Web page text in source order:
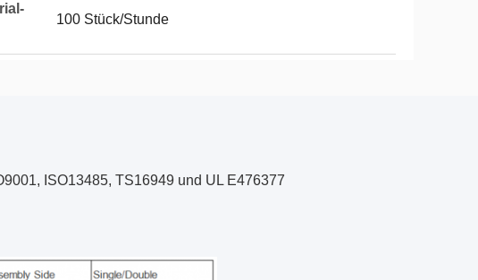
100 Stück/Stunde
ISO13485, TS16949 und UL E476377